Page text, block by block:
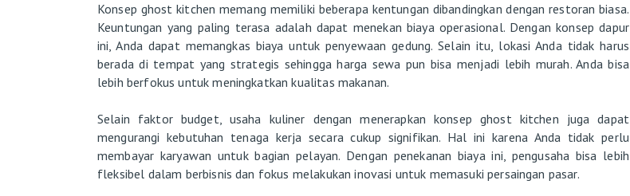
Konsep ghost kitchen memang memiliki beberapa kentungan dibandingkan dengan restoran biasa.
Keuntungan yang paling terasa adalah dapat menekan biaya operasional. Dengan konsep dapur
ini, Anda dapat memangkas biaya untuk penyewaan gedung. Selain itu, lokasi Anda tidak harus
berada di tempat yang strategis sehingga harga sewa pun bisa menjadi lebih murah. Anda bisa
lebih berfokus untuk meningkatkan kualitas makanan.
Selain faktor budget, usaha kuliner dengan menerapkan konsep ghost kitchen juga dapat
mengurangi kebutuhan tenaga kerja secara cukup signifikan. Hal ini karena Anda tidak perlu
membayar karyawan untuk bagian pelayan. Dengan penekanan biaya ini, pengusaha bisa lebih
fleksibel dalam berbisnis dan fokus melakukan inovasi untuk memasuki persaingan pasar.